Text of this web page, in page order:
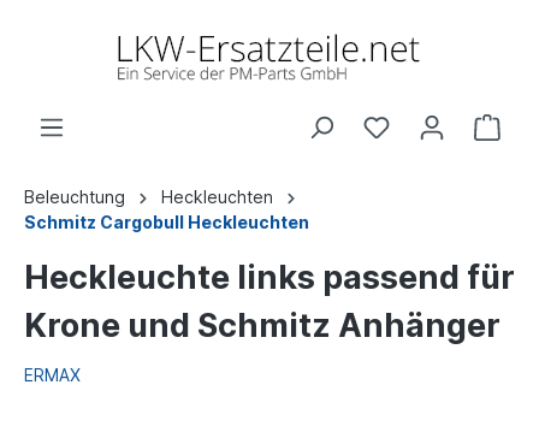
Beleuchtung
Heckleuchten
Schmitz Cargobull Heckleuchten
Heckleuchte links passend für
Krone und Schmitz Anhänger
ERMAX